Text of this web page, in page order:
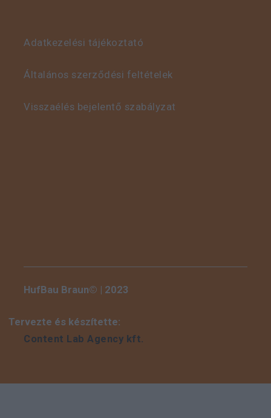
Adatkezelési tájékoztató
Általános szerződési feltételek
Visszaélés bejelentő szabályzat
HufBau Braun© | 2023
Tervezte és készítette:
Content Lab Agency kft.